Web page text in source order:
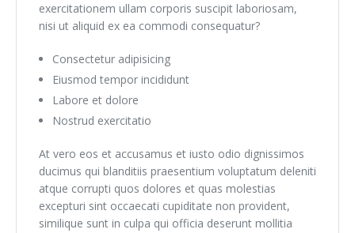
exercitationem ullam corporis suscipit laboriosam,
nisi ut aliquid ex ea commodi consequatur?
Consectetur adipisicing
Eiusmod tempor incididunt
Labore et dolore
Nostrud exercitatio
At vero eos et accusamus et iusto odio dignissimos
ducimus qui blanditiis praesentium voluptatum deleniti
atque corrupti quos dolores et quas molestias
excepturi sint occaecati cupiditate non provident,
similique sunt in culpa qui officia deserunt mollitia